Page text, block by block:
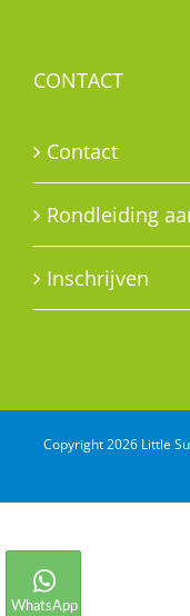
CONTACT
Contact
Rondleiding
Inschrijven
Copyright 2026 Little
WhatsApp